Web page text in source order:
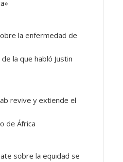
la enfermedad de
la que habló Justin
revive y extiende el
de África
sobre la equidad se